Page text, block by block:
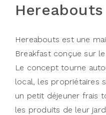
Hereabouts
Hereabouts est une
Breakfast conçue sur
Le concept tourne
local, les propriétaires
un petit déjeuner frais
les produits de leur